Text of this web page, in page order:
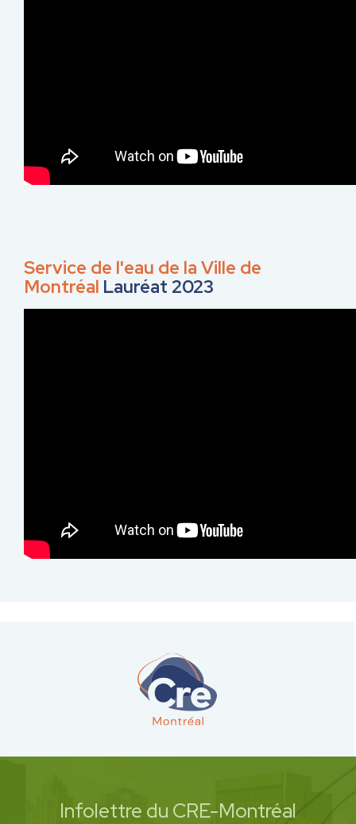
Service de l'eau de la Ville de
Montréal Lauréat 2023
Infolettre du CRE-Montréal